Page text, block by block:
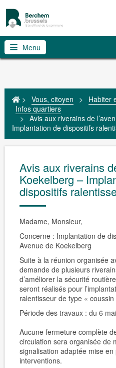
Menu
> Vous, citoyen > Habiter
Infos quartiers
> Avis aux riverains de
Implantation de dispositifs
Avis aux riverains
Koekelberg –
dispositifs
Madame, Monsieur,
Concerne : Implantation de
Avenue de Koekelberg
Suite à la réunion organisée
demande de plusieurs
d’améliorer la sécurité
seront réalisés pour
ralentisseur de type «
Période des travaux : du 6
Aucune fermeture complète
circulation sera organisée de
signalisation adaptée mise
interventions.